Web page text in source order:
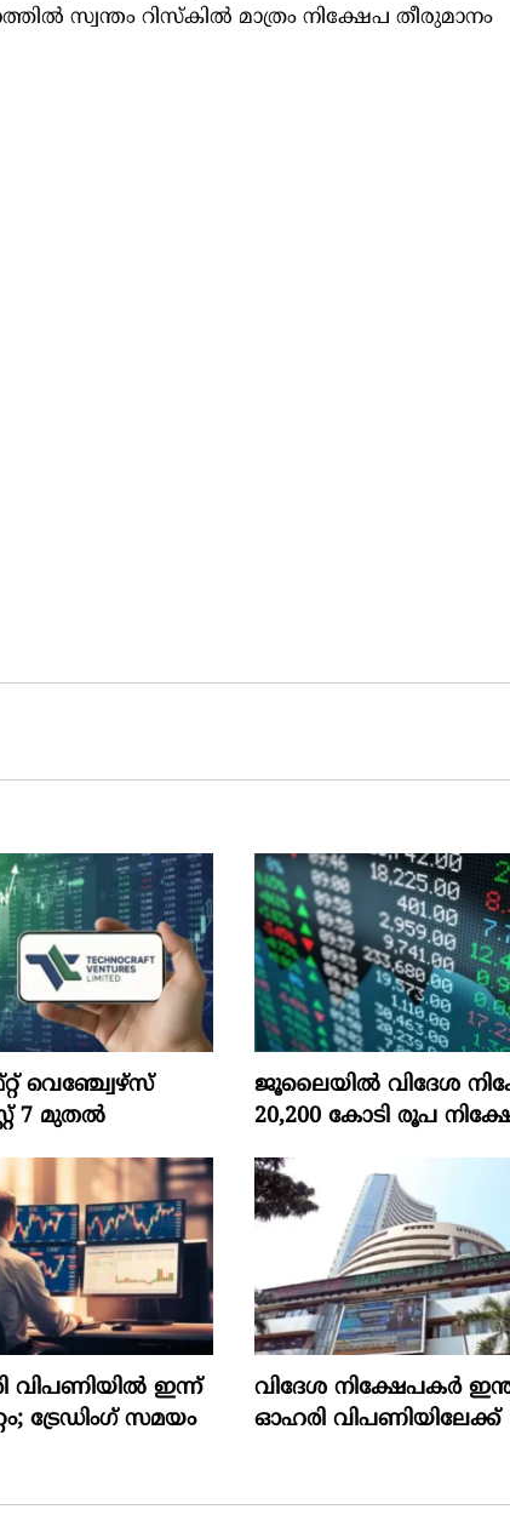
സ്വന്തം റിസ്കിൽ മാത്രം നിക്ഷേപ തീരുമാനം
വെഞ്ച്വേഴ്‌സ്‌
7 മുതല്‍
ജൂലൈയില്‍ വിദേശ
20,200 കോടി രൂപ
വിപണിയിൽ ഇന്ന്
ട്രേഡിംഗ് സമയം
വിദേശ നിക്ഷേപകര്‍
ഓഹരി വിപണിയിലേക്ക്